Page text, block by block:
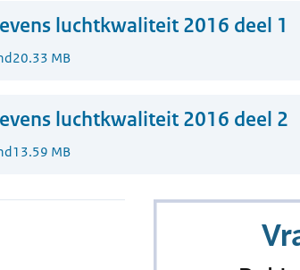
luchtkwaliteit 2016 deel 1
20.33 MB
luchtkwaliteit 2016 deel 2
13.59 MB